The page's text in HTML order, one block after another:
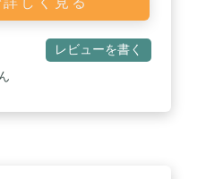
レビューを書く